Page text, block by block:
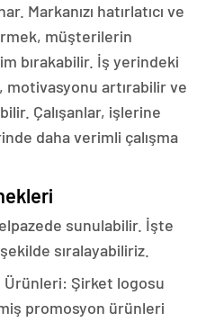
Markanızı hatırlatıcı ve
müşterilerin
bırakabilir. İş yerindeki
motivasyonu artırabilir ve
Çalışanlar, işlerine
daha verimli çalışma
sunulabilir. İşte
sıralayabiliriz.
Şirket logosu
promosyon ürünleri